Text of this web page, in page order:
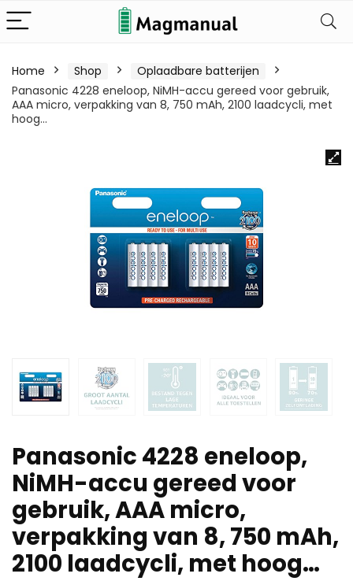
Home Shop
Oplaadbare batterijen
Panasonic 4228 eneloop, NiMH-accu gereed voor gebruik,
AAA micro, verpakking van 8, 750 mAh, 2100 laadcycli, met
hoog…
Panasonic 4228 eneloop,
NiMH-accu gereed voor
gebruik, AAA micro,
verpakking van 8, 750 mAh,
2100 laadcycli, met hoog…